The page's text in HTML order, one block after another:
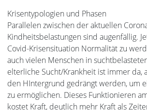
Krisentypologien und Phasen
Parallelen zwischen der aktuellen
Kindheitsbelastungen sind augenfällig.
Covid-Krisensituation Normalität zu
auch vielen Menschen in
elterliche Sucht/Krankheit ist immer da,
den HIntergrund gedrängt werden, um
zu ermöglichen. Dieses Funktionieren
kostet Kraft, deutlich mehr Kraft als